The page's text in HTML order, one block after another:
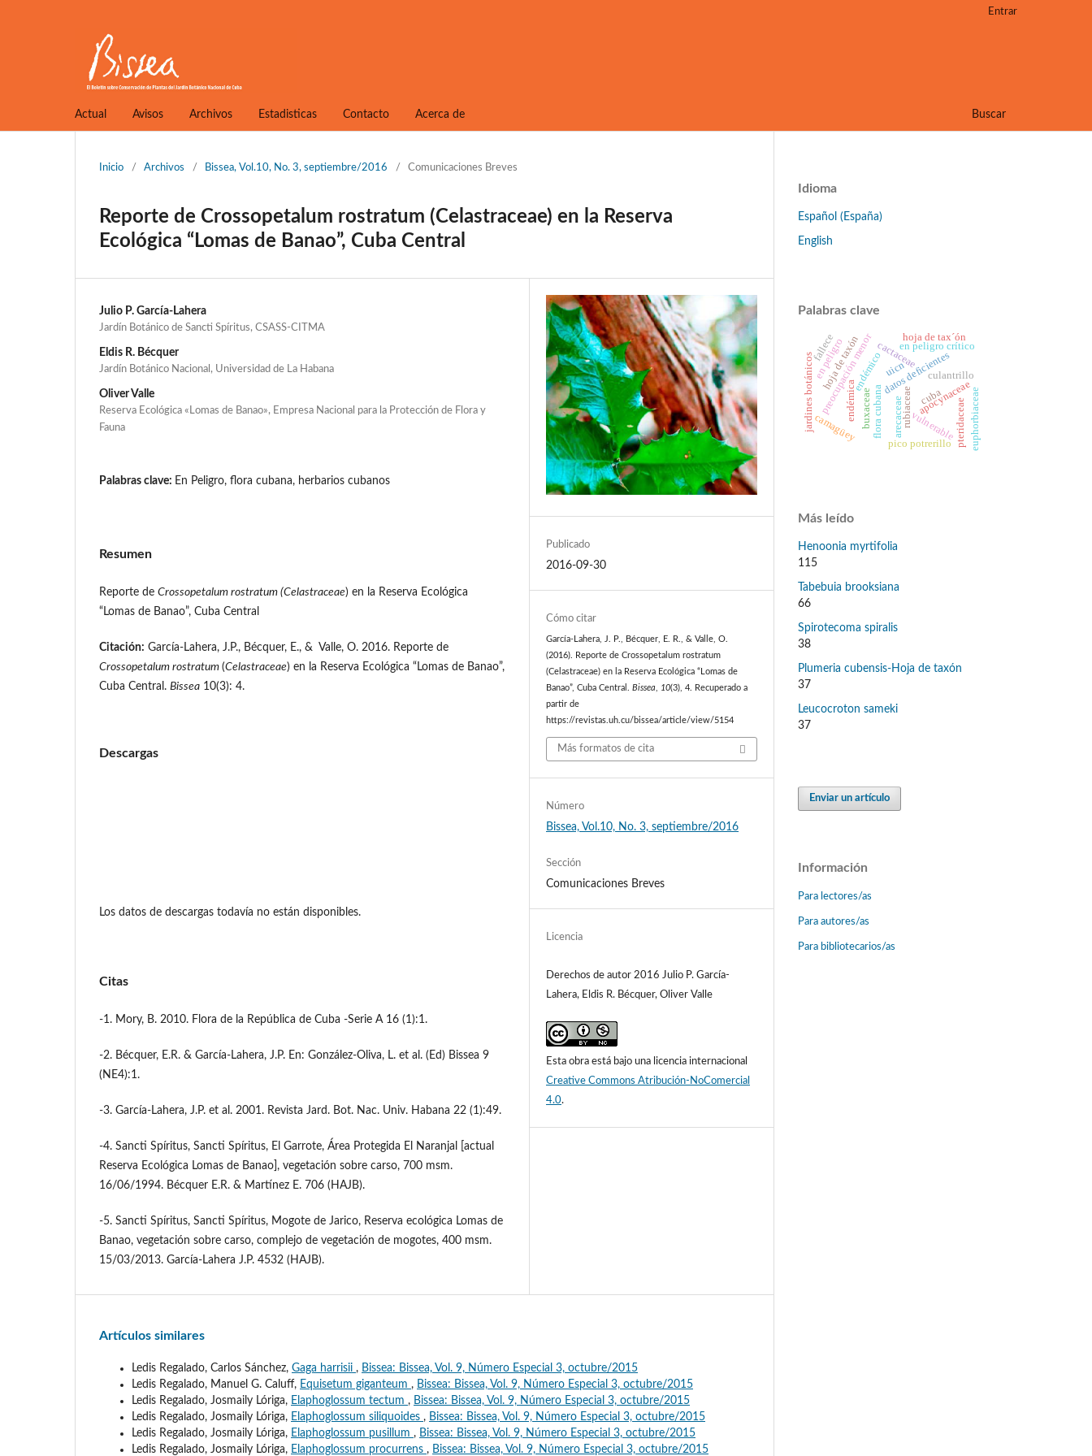
Actual Avisos Archivos Estadisticas Contacto Acerca de Buscar
Entrar
Inicio / Archivos / Bissea, Vol.10, No. 3, septiembre/2016 / Comunicaciones Breves
Reporte de Crossopetalum rostratum (Celastraceae) en la Reserva
Ecológica “Lomas de Banao”, Cuba Central
Julio P. García-Lahera
Jardín Botánico de Sancti Spíritus, CSASS-CITMA
Eldis R. Bécquer
Jardín Botánico Nacional, Universidad de La Habana
Oliver Valle
Reserva Ecológica «Lomas de Banao», Empresa Nacional para la Protección de Flora y
Fauna
Palabras clave: En Peligro, flora cubana, herbarios cubanos
Resumen
Reporte de Crossopetalum rostratum (Celastraceae) en la Reserva Ecológica
“Lomas de Banao”, Cuba Central
Citación: García-Lahera, J.P., Bécquer, E., & Valle, O. 2016. Reporte de
Crossopetalum rostratum (Celastraceae) en la Reserva Ecológica “Lomas de Banao”,
Cuba Central. Bissea 10(3): 4.
Descargas
Los datos de descargas todavía no están disponibles.
Citas
-1. Mory, B. 2010. Flora de la República de Cuba -Serie A 16 (1):1.
-2. Bécquer, E.R. & García-Lahera, J.P. En: González-Oliva, L. et al. (Ed) Bissea 9
(NE4):1.
-3. García-Lahera, J.P. et al. 2001. Revista Jard. Bot. Nac. Univ. Habana 22 (1):49.
-4. Sancti Spíritus, Sancti Spíritus, El Garrote, Área Protegida El Naranjal [actual
Reserva Ecológica Lomas de Banao], vegetación sobre carso, 700 msm.
16/06/1994. Bécquer E.R. & Martínez E. 706 (HAJB).
-5. Sancti Spíritus, Sancti Spíritus, Mogote de Jarico, Reserva ecológica Lomas de
Banao, vegetación sobre carso, complejo de vegetación de mogotes, 400 msm.
15/03/2013. García-Lahera J.P. 4532 (HAJB).
Publicado
2016-09-30
Cómo citar
García-Lahera, J. P., Bécquer, E. R., & Valle, O.
(2016). Reporte de Crossopetalum rostratum
(Celastraceae) en la Reserva Ecológica “Lomas de
Banao”, Cuba Central.Bissea 10(3), 4. Recuperado a
partir de
https://revistas.uh.cu/bissea/article/view/5154
Más formatos de cita
Número
Bissea, Vol.10, No. 3, septiembre/2016
Sección
Comunicaciones Breves
Licencia
Derechos de autor 2016 Julio P. García-
Lahera, Eldis R. Bécquer, Oliver Valle
Esta obra está bajo una licencia internacional
Creative Commons Atribución-NoComercial
4.0.
Artículos similares
Ledis Regalado, Carlos Sánchez, Gaga harrisii , Bissea: Bissea, Vol. 9, Número Especial 3, octubre/2015
Ledis Regalado, Manuel G. Caluff, Equisetum giganteum , Bissea: Bissea, Vol. 9, Número Especial 3, octubre/2015
Ledis Regalado, Josmaily Lóriga, Elaphoglossum tectum , Bissea: Bissea, Vol. 9, Número Especial 3, octubre/2015
Ledis Regalado, Josmaily Lóriga, Elaphoglossum siliquoides , Bissea: Bissea, Vol. 9, Número Especial 3, octubre/2015
Ledis Regalado, Josmaily Lóriga, Elaphoglossum pusillum , Bissea: Bissea, Vol. 9, Número Especial 3, octubre/2015
Ledis Regalado, Josmaily Lóriga, Elaphoglossum procurrens , Bissea: Bissea, Vol. 9, Número Especial 3, octubre/2015
Idioma
Español (España)
English
Palabras clave
rubiaceae
endémico
flora cubana vulnerable
apocynaceae
datos deficientes
arecaceae
endémica
preocupación menorcactaceae
camagüey
culantrillo
en peligro crítico
hoja de taxón
pteridaceae
en peligro
fallece
euphorbiaceae
uicn
hoja de tax´ón
pico potrerillo
jardines botánicos cuba
buxaceae
Más leído
Henoonia myrtifolia
115
Tabebuia brooksiana
66
Spirotecoma spiralis
38
Plumeria cubensis-Hoja de taxón
37
Leucocroton sameki
37
Enviar un artículo
Información
Para lectores/as
Para autores/as
Para bibliotecarios/as